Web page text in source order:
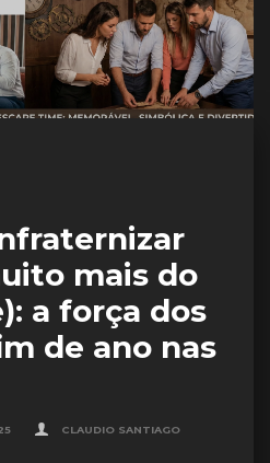
mais do
a força dos
de ano nas
CLAUDIO SANTIAGO